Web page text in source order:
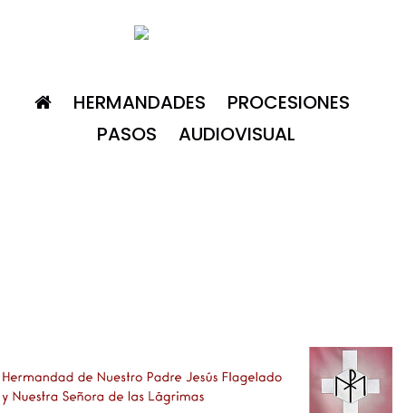
HERMANDADES
PROCESIONES
PASOS
AUDIOVISUAL